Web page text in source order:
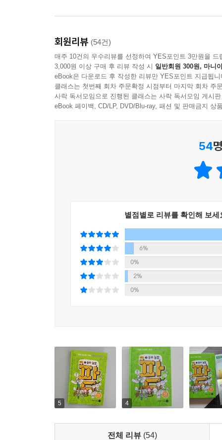
회원리뷰 (54건)
매주 10건의 우수리뷰를 선정하여 YES포인트 3만원을 드
3,000원 이상 구매 후 리뷰 작성 시 일반회원 300원, 마니
eBook은 다운로드 후 작성한 리뷰만 YES포인트 지급됩니
클래스는 첫번째 회차 주문확정 시점부터 마지막 회차 주
사락 독서모임으로 진행된 클래스는 사락 독서모임 게시
eBook 페이백, CD/LP, DVD/Blu-ray, 패션 및 판매금지 상
54
별점별로 리뷰를 확인해 보세
6%
0%
2%
0%
5 4
전체 리뷰 (54)